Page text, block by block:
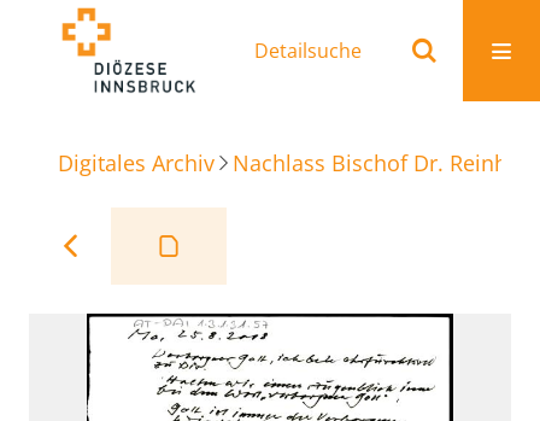
Detailsuche
Digitales Archiv Nachlass Bischof Dr.